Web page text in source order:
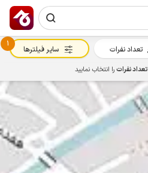
تعداد نفرات
1
سایر فیلترها
تعداد نفراترا انتخاب نمایید